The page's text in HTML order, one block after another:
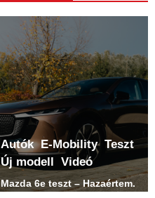
Autók E-Mobility Teszt
Új modell Videó
Mazda 6e teszt – Hazaértem.